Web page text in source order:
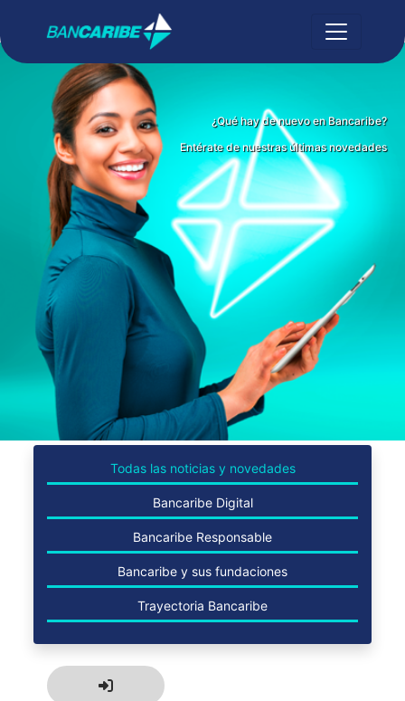
¿Qué hay de nuevo en Bancaribe?
Entérate de nuestras últimas novedades
Todas las noticias y novedades
Bancaribe Digital
Bancaribe Responsable
Bancaribe y sus fundaciones
Trayectoria Bancaribe